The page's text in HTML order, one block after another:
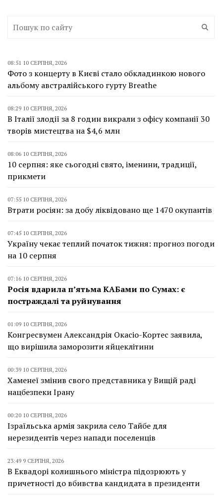
08:51 10 СЕРПНЯ, 2026
Фото з концерту в Києві стало обкладинкою нового
альбому австралійського гурту Breathe
08:29 10 СЕРПНЯ, 2026
В Італії злодії за 8 годин викрали з офісу компанії 30
творів мистецтва на $4,6 млн
08:06 10 СЕРПНЯ, 2026
10 серпня: яке сьогодні свято, іменини, традиції,
прикмети
07:55 10 СЕРПНЯ, 2026
Втрати росіян: за добу ліквідовано ще 1470 окупантів
07:45 10 СЕРПНЯ, 2026
Україну чекає теплий початок тижня: прогноз погоди
на 10 серпня
07:16 10 СЕРПНЯ, 2026
Росія вдарила п’ятьма КАБами по Сумах: є
постраждалі та руйнування
01:09 10 СЕРПНЯ, 2026
Конгресвумен Александрія Окасіо-Кортес заявила,
що вирішила заморозити яйцеклітини
00:39 10 СЕРПНЯ, 2026
Хаменеї змінив свого представника у Вищій раді
нацбезпеки Ірану
00:20 10 СЕРПНЯ, 2026
Ізраїльська армія закрила село Тайбе для
нерезидентів через напади поселенців
23:49 9 СЕРПНЯ, 2026
В Еквадорі колишнього міністра підозрюють у
причетності до вбивства кандидата в президенти